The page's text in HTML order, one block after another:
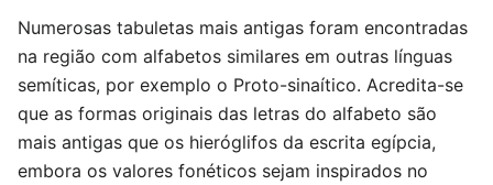
Numerosas tabuletas mais antigas foram encontradas
na região com alfabetos similares em outras línguas
semíticas, por exemplo o Proto-sinaítico. Acredita-se
que as formas originais das letras do alfabeto são
mais antigas que os hieróglifos da escrita egípcia,
embora os valores fonéticos sejam inspirados no